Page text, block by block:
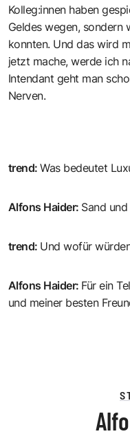
Kolleg:innen haben
Geldes wegen, sondern
konnten. Und das wird
jetzt mache, werde ich
Intendant geht man
Nerven.
trend:Was bedeutet
Alfons Haider: Sand
trend: Und wofür
Alfons Haider: Für ein
und meiner besten